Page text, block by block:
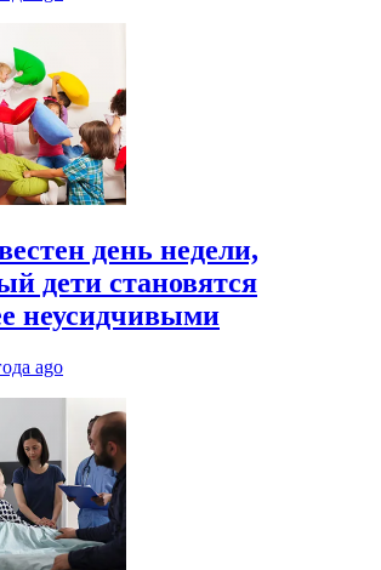
день недели,
дети становятся
неусидчивыми
ago